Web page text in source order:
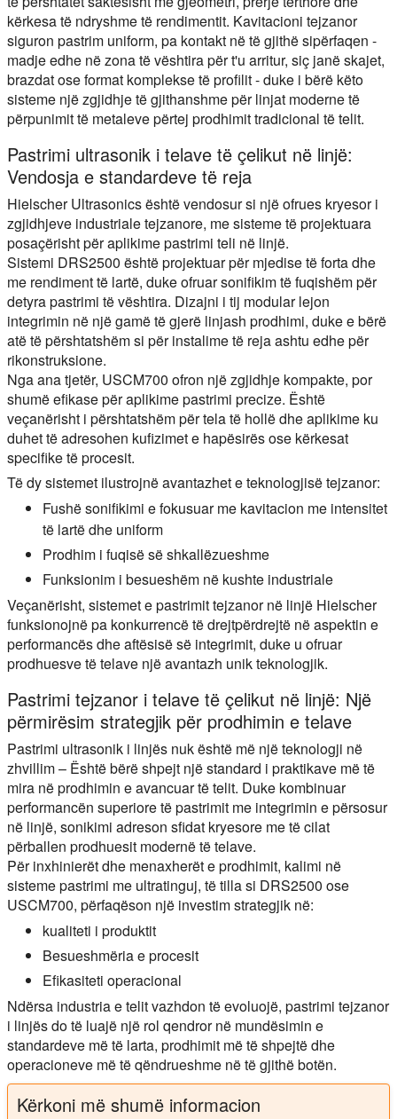
kërkesa të ndryshme të rendimentit. Kavitacioni tejzanor
siguron pastrim uniform, pa kontakt në të gjithë sipërfaqen -
madje edhe në zona të vështira për t'u arritur, siç janë skajet,
brazdat ose format komplekse të profilit - duke i bërë këto
sisteme një zgjidhje të gjithanshme për linjat moderne të
përpunimit të metaleve përtej prodhimit tradicional të telit.
Pastrimi ultrasonik i telave të çelikut në linjë:
Vendosja e standardeve të reja
Hielscher Ultrasonics është vendosur si një ofrues kryesor i
zgjidhjeve industriale tejzanore, me sisteme të projektuara
posaçërisht për aplikime pastrimi teli në linjë.
Sistemi DRS2500 është projektuar për mjedise të forta dhe
me rendiment të lartë, duke ofruar sonifikim të fuqishëm për
detyra pastrimi të vështira. Dizajni i tij modular lejon
integrimin në një gamë të gjerë linjash prodhimi, duke e bërë
atë të përshtatshëm si për instalime të reja ashtu edhe për
rikonstruksione.
Nga ana tjetër, USCM700 ofron një zgjidhje kompakte, por
shumë efikase për aplikime pastrimi precize. Është
veçanërisht i përshtatshëm për tela të hollë dhe aplikime ku
duhet të adresohen kufizimet e hapësirës ose kërkesat
specifike të procesit.
Të dy sistemet ilustrojnë avantazhet e teknologjisë tejzanor:
Fushë sonifikimi e fokusuar me kavitacion me intensitet
të lartë dhe uniform
Prodhim i fuqisë së shkallëzueshme
Funksionim i besueshëm në kushte industriale
Veçanërisht, sistemet e pastrimit tejzanor në linjë Hielscher
funksionojnë pa konkurrencë të drejtpërdrejtë në aspektin e
performancës dhe aftësisë së integrimit, duke u ofruar
prodhuesve të telave një avantazh unik teknologjik.
Pastrimi tejzanor i telave të çelikut në linjë: Një
përmirësim strategjik për prodhimin e telave
Pastrimi ultrasonik i linjës nuk është më një teknologji në
zhvillim – Është bërë shpejt një standard i praktikave më të
mira në prodhimin e avancuar të telit. Duke kombinuar
performancën superiore të pastrimit me integrimin e përsosur
në linjë, sonikimi adreson sfidat kryesore me të cilat
përballen prodhuesit modernë të telave.
Për inxhinierët dhe menaxherët e prodhimit, kalimi në
sisteme pastrimi me ultratinguj, të tilla si DRS2500 ose
USCM700, përfaqëson një investim strategjik në:
kualiteti i produktit
Besueshmëria e procesit
Efikasiteti operacional
Ndërsa industria e telit vazhdon të evoluojë, pastrimi tejzanor
i linjës do të luajë një rol qendror në mundësimin e
standardeve më të larta, prodhimit më të shpejtë dhe
operacioneve më të qëndrueshme në të gjithë botën.
Kërkoni më shumë informacion